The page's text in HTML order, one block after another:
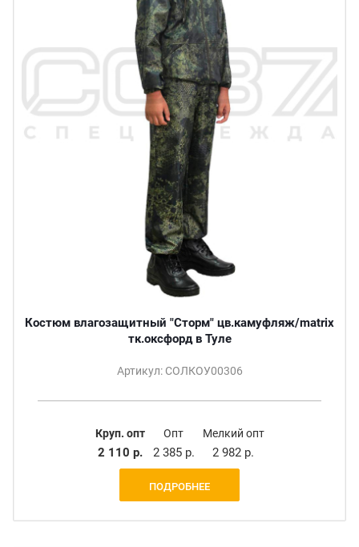
Костюм влагозащитный "Сторм" цв.камуфляж/matrix
тк.оксфорд в Туле
Артикул: СОЛКОУ00306
Круп. опт
2 110 р.
Опт
2 385 р.
Мелкий опт
2 982 р.
ПОДРОБНЕЕ